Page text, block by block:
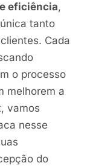
eficiência,
tanto
Cada
o processo
melhorem a
vamos
nesse
do